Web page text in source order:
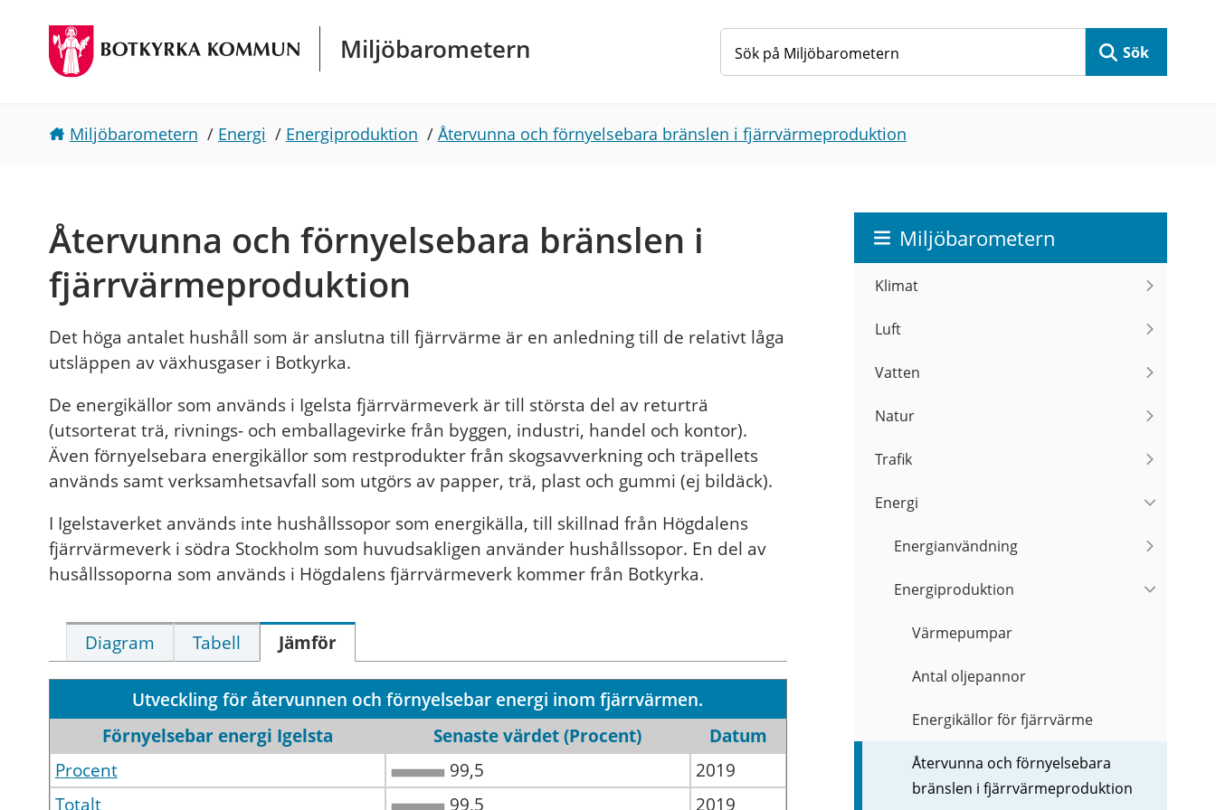
Miljöbarometern Sök
Miljöbarometern / Energi / Energiproduktion / Återvunna och förnyelsebara bränslen i fjärrvärmeproduktion
Återvunna och förnyelsebara bränslen i
fjärrvärmeproduktion
Det höga antalet hushåll som är anslutna till fjärrvärme är en anledning till de relativt låga
utsläppen av växhusgaser i Botkyrka.
De energikällor som används i Igelsta fjärrvärmeverk är till största del av returträ
(utsorterat trä, rivnings- och emballagevirke från byggen, industri, handel och kontor).
Även förnyelsebara energikällor som restprodukter från skogsavverkning och träpellets
används samt verksamhetsavfall som utgörs av papper, trä, plast och gummi (ej bildäck).
I Igelstaverket används inte hushållssopor som energikälla, till skillnad från Högdalens
fjärrvärmeverk i södra Stockholm som huvudsakligen använder hushållssopor. En del av
husållssoporna som används i Högdalens fjärrvärmeverk kommer från Botkyrka.
Diagram Tabell Jämför
Utveckling för återvunnen och förnyelsebar energi inom fjärrvärmen.
Förnyelsebar energi Igelsta
Senaste värdet (Procent)
Datum
Procent
99,5
2019
Totalt
99,5 2019
Miljöbarometern
Klimat
Luft
Vatten
Natur
Trafik
Energi
Energianvändning
Energiproduktion
Värmepumpar
Antal oljepannor
Energikällor för fjärrvärme
Återvunna och förnyelsebara
bränslen i fjärrvärmeproduktion